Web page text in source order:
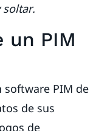
soltar.
un PIM
software PIM de
de sus
de